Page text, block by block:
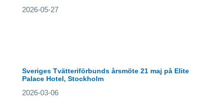
2026-05-27
Sveriges Tvätteriförbunds årsmöte 21 maj på Elite
Palace Hotel, Stockholm
2026-03-06